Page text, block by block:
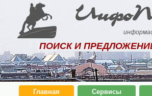
ПОИСК И
Главная Сервисы